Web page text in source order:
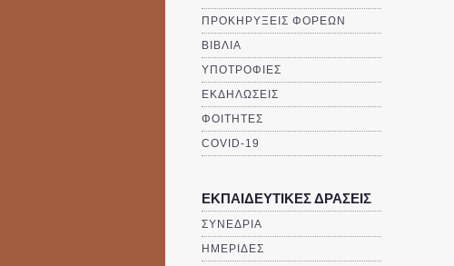
ΠΡΟΚΗΡΥΞΕΙΣ ΦΟΡΕΩΝ
ΒΙΒΛΙΑ
ΥΠΟΤΡΟΦΙΕΣ
ΕΚΔΗΛΩΣΕΙΣ
ΦΟΙΤΗΤΕΣ
COVID-19
ΕΚΠΑΙΔΕΥΤΙΚΕΣ ΔΡΑΣΕΙΣ
ΣΥΝΕΔΡΙΑ
ΗΜΕΡΙΔΕΣ